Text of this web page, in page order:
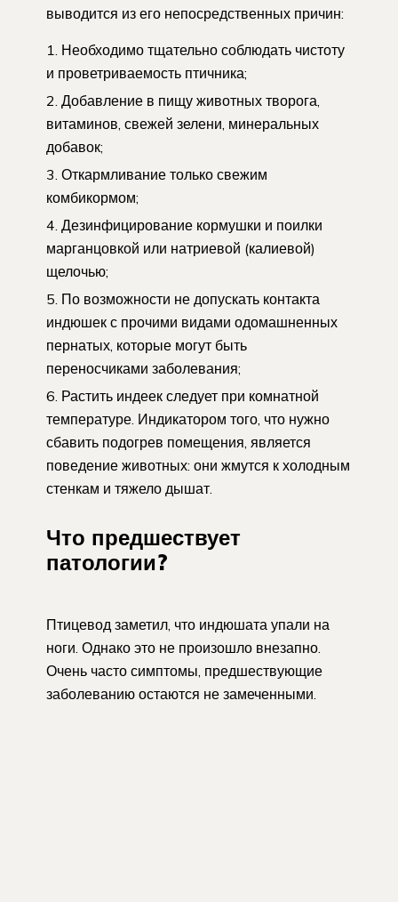
выводится из его непосредственных причин:
Необходимо тщательно соблюдать чистоту
и проветриваемость птичника;
Добавление в пищу животных творога,
витаминов, свежей зелени, минеральных
добавок;
Откармливание только свежим
комбикормом;
Дезинфицирование кормушки и поилки
марганцовкой или натриевой (калиевой)
щелочью;
По возможности не допускать контакта
индюшек с прочими видами одомашненных
пернатых, которые могут быть
переносчиками заболевания;
Растить индеек следует при комнатной
температуре. Индикатором того, что нужно
сбавить подогрев помещения, является
поведение животных: они жмутся к холодным
стенкам и тяжело дышат.
Что предшествует
патологии?
Птицевод заметил, что индюшата упали на
ноги. Однако это не произошло внезапно.
Очень часто симптомы, предшествующие
заболеванию остаются не замеченными.